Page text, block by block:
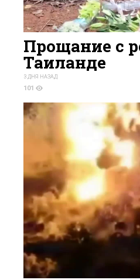
Прощание с
Таиланде
3 ДНЯ НАЗАД
101